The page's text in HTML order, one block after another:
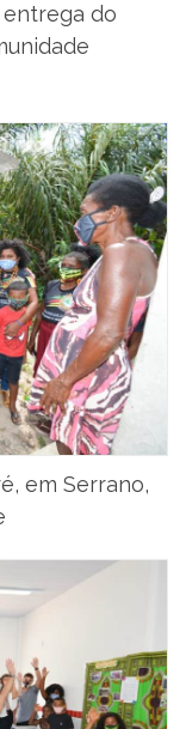
do
em Serrano,